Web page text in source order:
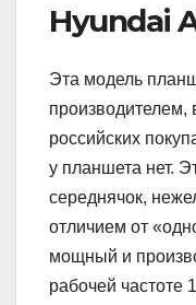
Hyundai
Эта модель
российских
у планшета нет.
середнячок,
отличием от
мощный и
рабочей частоте